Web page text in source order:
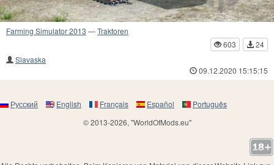
Farming Simulator 2013 —Traktoren
603
24
Slavaska
09.12.2020 15:15:15
Русский English Français Español
Português
© 2013-2026, "WorldOfMods.eu"